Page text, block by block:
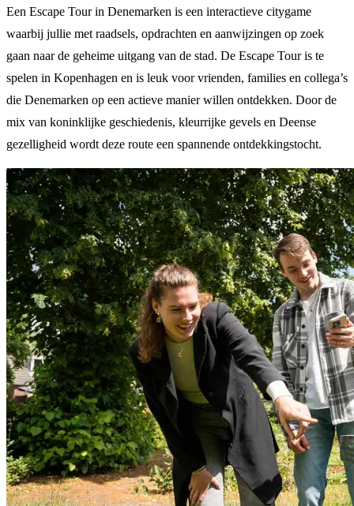
Een Escape Tour in Denemarken is een interactieve citygame
waarbij jullie met raadsels, opdrachten en aanwijzingen op zoek
gaan naar de geheime uitgang van de stad. De Escape Tour is te
spelen in Kopenhagen en is leuk voor vrienden, families en collega’s
die Denemarken op een actieve manier willen ontdekken. Door de
mix van koninklijke geschiedenis, kleurrijke gevels en Deense
gezelligheid wordt deze route een spannende ontdekkingstocht.